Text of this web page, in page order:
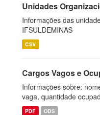
Unidades
Informações das
IFSULDEMINAS
CSV
Cargos Vagos e
Informações sobre:
vaga, quantidade
PDF ODS